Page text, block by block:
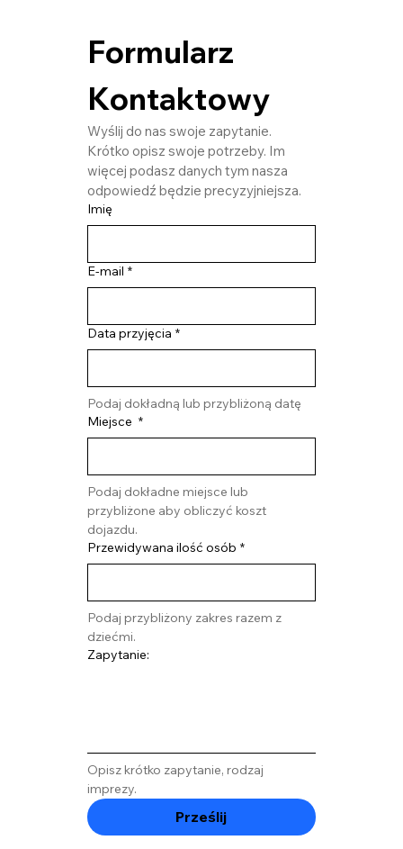
Formularz
Kontaktowy
Wyślij do nas swoje zapytanie.
Krótko opisz swoje potrzeby. Im
więcej podasz danych tym nasza
Imię
E-mail *
Data przyjęcia *
Podaj dokładną lub przybliżoną datę
Miejsce *
Podaj dokładne miejsce lub
przybliżone aby obliczyć koszt
dojazdu.
Przewidywana ilość osób *
Podaj przybliżony zakres razem z
Zapytanie:
Opisz krótko zapytanie, rodzaj
Prześlij